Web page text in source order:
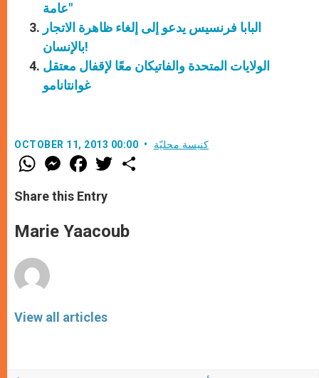
عامة"
البابا فرنسيس يدعو إلى إلغاء ظاهرة الاتجار
بالإنسان!
الولايات المتحدة والفاتيكان معًا لإقفال معتقل
غوانتانامو
OCTOBER 11, 2013 00:00 كنيسة محليّة
W
h
t
s
p
p
M
e
s
e
g
e
F
a
e
b
o
k
w
r
Share this Entry
Marie Yaacoub
View all articles